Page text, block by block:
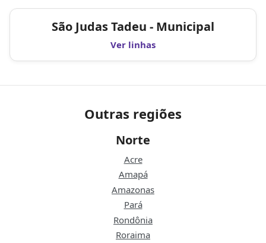
São Judas Tadeu - Municipal
Ver linhas
Outras regiões
Norte
Acre
Amapá
Amazonas
Pará
Rondônia
Roraima